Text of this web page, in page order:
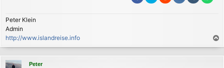
Peter Klein
Admin
http://www.islandreise.info
a
c
Peter